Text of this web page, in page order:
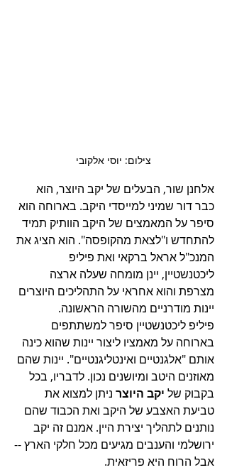
צילום: יוסי אלקובי
אלחנן שור, הבעלים של יקב היוצר, הוא
כבר דור שמיני למייסדי היקב. בארוחה הוא
סיפר על המאמצים של היקב הוותיק תמיד
להתחדש ו"לצאת מהקופסה". הוא הציג את
המנכ"ל אראל ברקאי ואת פיליפ
ליכטנשטיין, יינן מומחה שעלה ארצה
מצרפת והוא אחראי על התהליכים היוצרים
יינות מודרניים מהשורה הראשונה.
פיליפ ליכטנשטיין סיפר למשתתפים
בארוחה על מאמציו ליצור יינות שהוא כינה
אותם "אלגנטיים ואינטליגנטיים". יינות שהם
מאוזנים היטב ומיושנים נכון. לדבריו, בכל
בקבוק של יקב היוצר ניתן למצוא את
טביעת האצבע של היקב ואת הכבוד שהם
נותנים לתהליך יצירת היין. אמנם זה יקב
ירושלמי והענבים מגיעים מכל חלקי הארץ --
אבל הרוח היא פריזאית.